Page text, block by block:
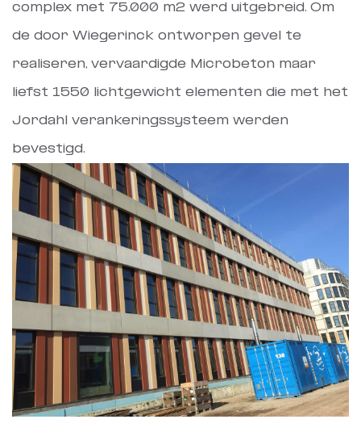
complex met 75.000 m2 werd uitgebreid. Om
de door Wiegerinck ontworpen gevel te
realiseren, vervaardigde Microbeton maar
liefst 1550 lichtgewicht elementen die met het
Jordahl verankeringssysteem werden
bevestigd.